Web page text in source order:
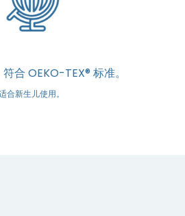
合 OEKO-TEX® 标准。
合新生儿使用。